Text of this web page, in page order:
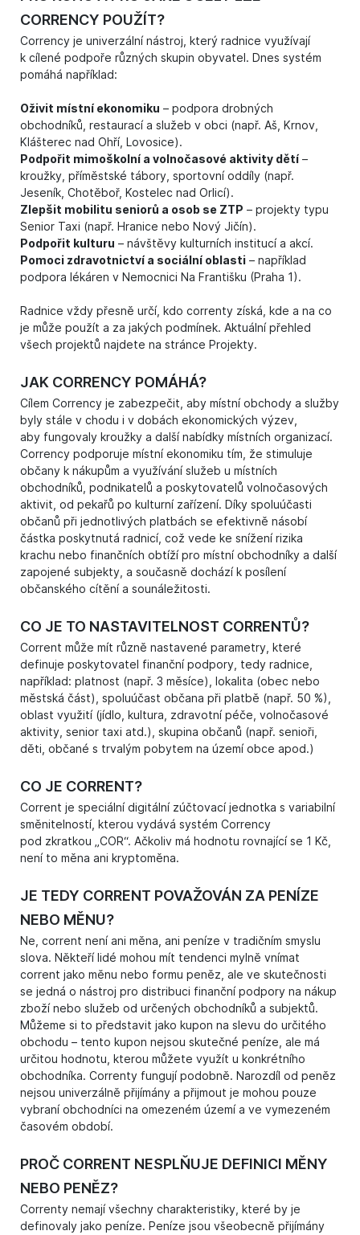
CORRENCY POUŽÍT?
Corrency je univerzální nástroj, který radnice využívají
k cílené podpoře různých skupin obyvatel. Dnes systém
pomáhá například:
Oživit místní ekonomiku – podpora drobných
obchodníků, restaurací a služeb v obci (např. Aš, Krnov,
Klášterec nad Ohří, Lovosice).
Podpořit mimoškolní a volnočasové aktivity dětí –
kroužky, příměstské tábory, sportovní oddíly (např.
Jeseník, Chotěboř, Kostelec nad Orlicí).
Zlepšit mobilitu seniorů a osob se ZTP – projekty typu
Senior Taxi (např. Hranice nebo Nový Jičín).
Podpořit kulturu – návštěvy kulturních institucí a akcí.
Pomoci zdravotnictví a sociální oblasti – například
podpora lékáren v Nemocnici Na Františku (Praha 1).
Radnice vždy přesně určí, kdo correnty získá, kde a na co
je může použít a za jakých podmínek. Aktuální přehled
všech projektů najdete na stránce Projekty.
JAK CORRENCY POMÁHÁ?
Cílem Corrency je zabezpečit, aby místní obchody a služby
byly stále v chodu i v dobách ekonomických výzev,
aby fungovaly kroužky a další nabídky místních organizací.
Corrency podporuje místní ekonomiku tím, že stimuluje
občany k nákupům a využívání služeb u místních
obchodníků, podnikatelů a poskytovatelů volnočasových
aktivit, od pekařů po kulturní zařízení. Díky spoluúčasti
občanů při jednotlivých platbách se efektivně násobí
částka poskytnutá radnicí, což vede ke snížení rizika
krachu nebo finančních obtíží pro místní obchodníky a další
zapojené subjekty, a současně dochází k posílení
občanského cítění a sounáležitosti.
CO JE TO NASTAVITELNOST CORRENTŮ?
Corrent může mít různě nastavené parametry, které
definuje poskytovatel finanční podpory, tedy radnice,
například: platnost (např. 3 měsíce), lokalita (obec nebo
městská část), spoluúčast občana při platbě (např. 50 %),
oblast využití (jídlo, kultura, zdravotní péče, volnočasové
aktivity, senior taxi atd.), skupina občanů (např. senioři,
děti, občané s trvalým pobytem na území obce apod.)
CO JE CORRENT?
Corrent je speciální digitální zúčtovací jednotka s variabilní
směnitelností, kterou vydává systém Corrency
pod zkratkou „COR“. Ačkoliv má hodnotu rovnající se 1 Kč,
není to měna ani kryptoměna.
JE TEDY CORRENT POVAŽOVÁN ZA PENÍZE
NEBO MĚNU?
Ne, corrent není ani měna, ani peníze v tradičním smyslu
slova. Někteří lidé mohou mít tendenci mylně vnímat
corrent jako měnu nebo formu peněz, ale ve skutečnosti
se jedná o nástroj pro distribuci finanční podpory na nákup
zboží nebo služeb od určených obchodníků a subjektů.
Můžeme si to představit jako kupon na slevu do určitého
obchodu – tento kupon nejsou skutečné peníze, ale má
určitou hodnotu, kterou můžete využít u konkrétního
obchodníka. Correnty fungují podobně. Narozdíl od peněz
nejsou univerzálně přijímány a přijmout je mohou pouze
vybraní obchodníci na omezeném území a ve vymezeném
časovém období.
PROČ CORRENT NESPLŇUJE DEFINICI MĚNY
NEBO PENĚZ?
Correnty nemají všechny charakteristiky, které by je
definovaly jako peníze. Peníze jsou všeobecně přijímány